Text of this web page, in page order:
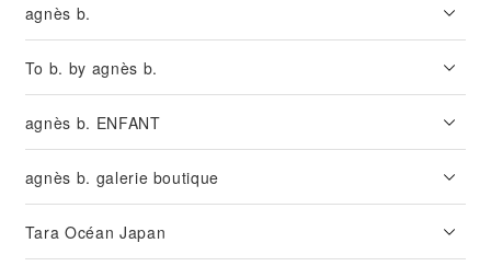
agnès b.
To b. by agnès b.
agnès b. ENFANT
agnès b. galerie boutique
Tara Océan Japan